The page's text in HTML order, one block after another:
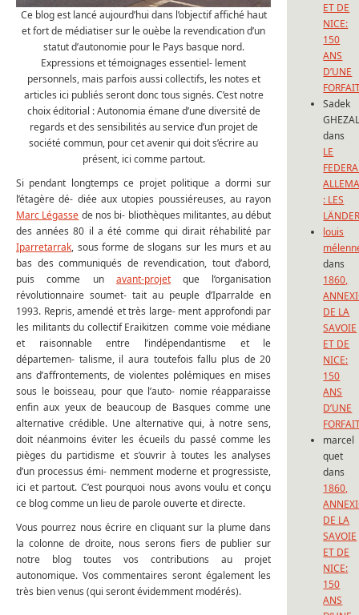
Ce blog est lancé aujourd’hui dans l’objectif affiché haut
et fort de médiatiser sur le ouèbe la revendication d’un
statut d’autonomie pour le Pays basque nord.
Expressions et témoignages essentiel- lement
personnels, mais parfois aussi collectifs, les notes et
articles ici publiés seront donc tous signés. C’est notre
choix éditorial : Autonomia émane d’une diversité de
regards et des sensibilités au service d’un projet de
société commun, pour cet avenir qui doit s’écrire au
présent, ici comme partout.
Si pendant longtemps ce projet politique a dormi sur
l’étagère dé- diée aux utopies poussiéreuses, au rayon
Marc Légasse de nos bi- bliothèques militantes, au début
des années 80 il a été comme qui dirait réhabilité par
Iparretarrak, sous forme de slogans sur les murs et au
bas des communiqués de revendication, tout d’abord,
puis comme un avant-projetque l’organisation
révolutionnaire soumet- tait au peuple d’Iparralde en
1993. Repris, amendé et très large- ment approfondi par
les militants du collectif Eraikitzen comme voie médiane
et raisonnable entre l’indépendantisme et le
départemen- talisme, il aura toutefois fallu plus de 20
ans d’affrontements, de violentes polémiques en mises
sous le boisseau, pour que l’auto- nomie réapparaisse
enfin aux yeux de beaucoup de Basques comme une
alternative crédible. Une alternative qui, à notre sens,
doit néanmoins éviter les écueils du passé comme les
pièges du partidisme et s’ouvrir à toutes les analyses
d’un processus émi- nemment moderne et progressiste,
ici et partout. C’est pourquoi nous avons voulu et conçu
ce blog comme un lieu de parole ouverte et directe.
Vous pourrez nous écrire en cliquant sur la plume dans
la colonne de droite, nous serons fiers de publier sur
notre blog toutes vos contributions au projet
autonomique. Vos commentaires seront également les
très bien venus (qui seront évidemment modérés).
ET DE
NICE:
150
ANS
D’UNE
Sadek
dans
LE
: LES
louis
dans
1860,
DE LA
SAVOIE
ET DE
NICE:
150
ANS
D’UNE
marcel
quet
dans
1860,
DE LA
SAVOIE
ET DE
NICE:
150
ANS